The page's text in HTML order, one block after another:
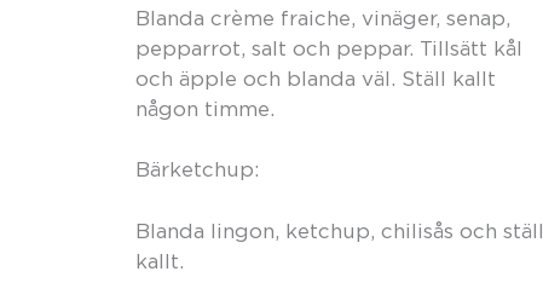
Blanda crème fraiche, vinäger, senap,
pepparrot, salt och peppar. Tillsätt kål
och äpple och blanda väl. Ställ kallt
någon timme.
Bärketchup:
Blanda lingon, ketchup, chilisås och ställ
kallt.